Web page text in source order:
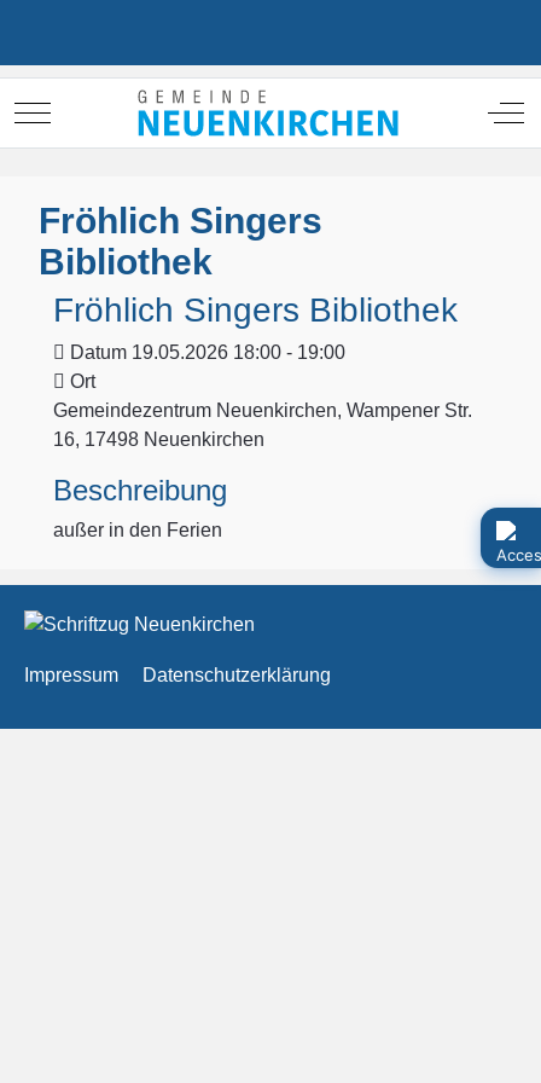
Mobile Menu Toggle Off-
Fröhlich Singers
Bibliothek
Fröhlich Singers Bibliothek
Datum 19.05.2026 18:00 - 19:00
Ort
Gemeindezentrum Neuenkirchen, Wampener Str.
16, 17498 Neuenkirchen
Beschreibung
außer in den Ferien
Impressum Datenschutzerklärung